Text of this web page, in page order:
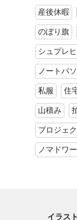
産後休暇
のぼり旗
シュプレ
ノートパ
私服 住
山積み
プロジェク
ノマドワ
イラス